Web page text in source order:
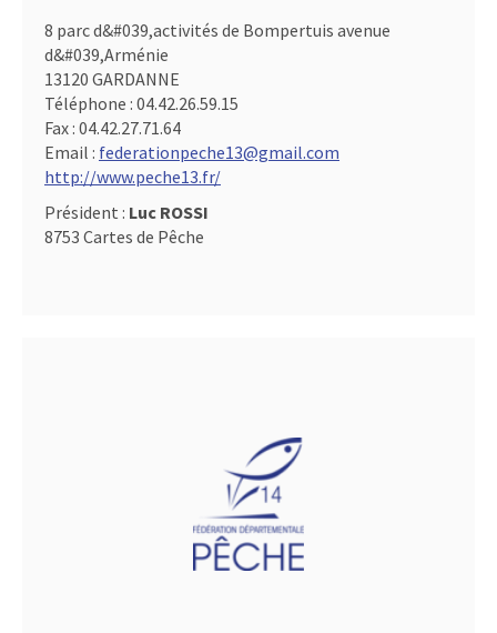
8 parc d&#039,activités de Bompertuis avenue
d&#039,Arménie
13120 GARDANNE
Téléphone : 04.42.26.59.15
Fax : 04.42.27.71.64
Email : federationpeche13@gmail.com
http://www.peche13.fr/
Président : Luc ROSSI
8753 Cartes de Pêche